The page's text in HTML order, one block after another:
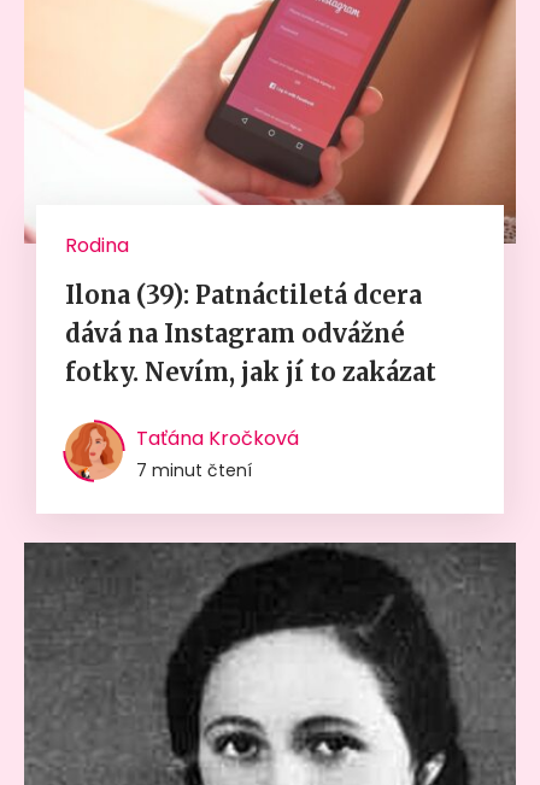
Rodina
Ilona (39): Patnáctiletá dcera
dává na Instagram odvážné
fotky. Nevím, jak jí to zakázat
Taťána Kročková
7 minut čtení